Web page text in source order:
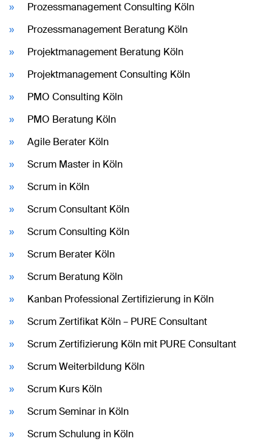
Prozessmanagement Consulting Köln
Prozessmanagement Beratung Köln
Projektmanagement Beratung Köln
Projektmanagement Consulting Köln
PMO Consulting Köln
PMO Beratung Köln
Agile Berater Köln
Scrum Master in Köln
Scrum in Köln
Scrum Consultant Köln
Scrum Consulting Köln
Scrum Berater Köln
Scrum Beratung Köln
Kanban Professional Zertifizierung in Köln
Scrum Zertifikat Köln – PURE Consultant
Scrum Zertifizierung Köln mit PURE Consultant
Scrum Weiterbildung Köln
Scrum Kurs Köln
Scrum Seminar in Köln
Scrum Schulung in Köln